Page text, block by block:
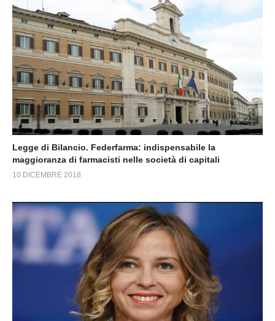
Legge di Bilancio. Federfarma: indispensabile la
maggioranza di farmacisti nelle società di capitali
10 DICEMBRE 2018